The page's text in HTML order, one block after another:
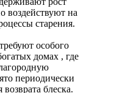
воздействуют на
старения.
особого
домах , где
периодически
блеска.